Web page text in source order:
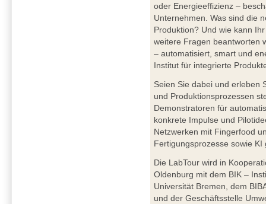
oder Energieeffizienz –
Unternehmen. Was sind die
Produktion? Und wie kann
weitere Fragen beantworten
– automatisiert, smart und
Institut für integrierte
Seien Sie dabei und erleben
und Produktionsprozessen
Demonstratoren für
konkrete Impulse und
Netzwerken mit Fingerfood
Fertigungsprozesse sowie
Die LabTour wird in
Oldenburg mit dem BIK –
Universität Bremen, dem
und der Geschäftsstelle